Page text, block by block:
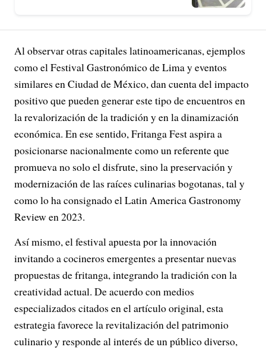
Al observar otras capitales latinoamericanas, ejemplos
como el Festival Gastronómico de Lima y eventos
similares en Ciudad de México, dan cuenta del impacto
positivo que pueden generar este tipo de encuentros en
la revalorización de la tradición y en la dinamización
económica. En ese sentido, Fritanga Fest aspira a
posicionarse nacionalmente como un referente que
promueva no solo el disfrute, sino la preservación y
modernización de las raíces culinarias bogotanas, tal y
como lo ha consignado el Latin America Gastronomy
Review en 2023.
Así mismo, el festival apuesta por la innovación
invitando a cocineros emergentes a presentar nuevas
propuestas de fritanga, integrando la tradición con la
creatividad actual. De acuerdo con medios
especializados citados en el artículo original, esta
estrategia favorece la revitalización del patrimonio
culinario y responde al interés de un público diverso,